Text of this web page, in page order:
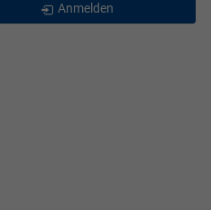
Anmelden